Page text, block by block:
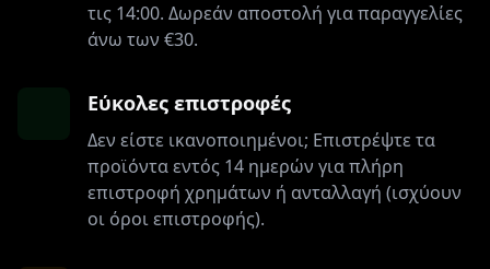
τις 14:00. Δωρεάν αποστολή για παραγγελίες
άνω των €30.
Εύκολες επιστροφές
Δεν είστε ικανοποιημένοι; Επιστρέψτε τα
προϊόντα εντός 14 ημερών για πλήρη
επιστροφή χρημάτων ή ανταλλαγή (ισχύουν
οι όροι επιστροφής).